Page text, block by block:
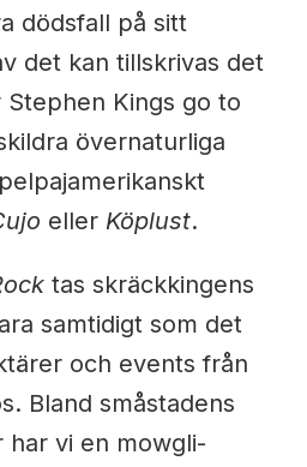
dödsfall på sitt
det kan tillskrivas det
Kings go to
övernaturliga
eller Köplust.
tas skräckkingens
samtidigt som det
och events från
Bland småstadens
har vi en mowgli-